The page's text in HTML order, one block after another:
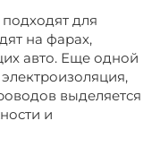
для
на фарах,
авто. Еще одной
выделяется
и